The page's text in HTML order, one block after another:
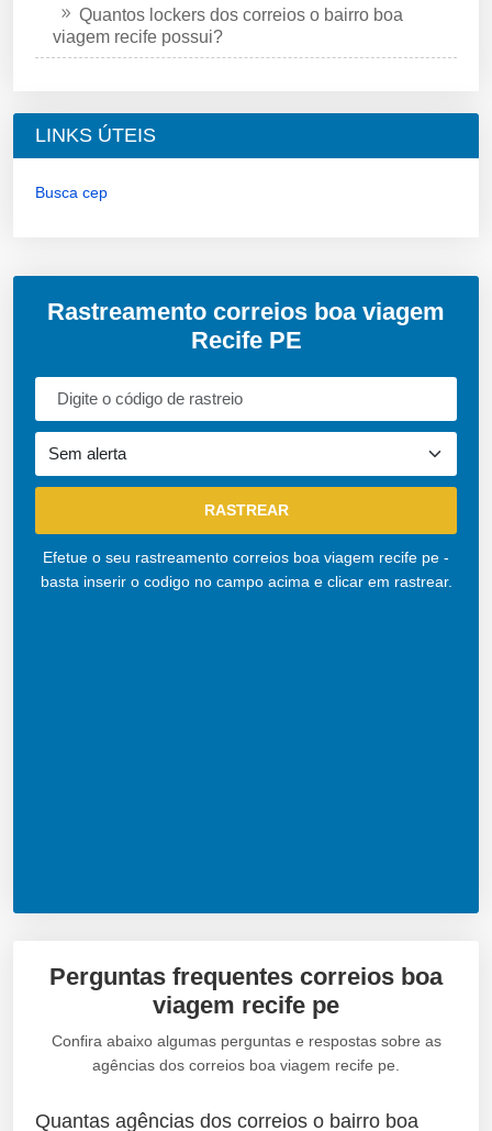
Quantos lockers dos correios o bairro boa
viagem recife possui?
LINKS ÚTEIS
Busca cep
Rastreamento correios boa viagem
Recife PE
Efetue o seu rastreamento correios boa viagem recife pe -
basta inserir o codigo no campo acima e clicar em rastrear.
Perguntas frequentes correios boa
viagem recife pe
Confira abaixo algumas perguntas e respostas sobre as
agências dos correios boa viagem recife pe.
Quantas agências dos correios o bairro boa